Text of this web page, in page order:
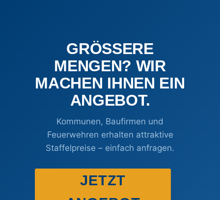
GRÖSSERE M
ENGEN? WIR M
ACHEN IHNEN EIN A
NGEBOT.
Kommunen, Baufirmen und
Feuerwehren erhalten attraktive
Staffelpreise – einfach anfragen.
JETZT